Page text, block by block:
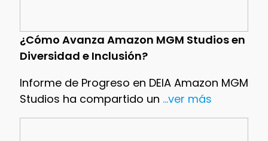
¿Cómo Avanza Amazon MGM Studios en
Diversidad e Inclusión?
Informe de Progreso en DEIA Amazon MGM
Studios ha compartido un ...ver más